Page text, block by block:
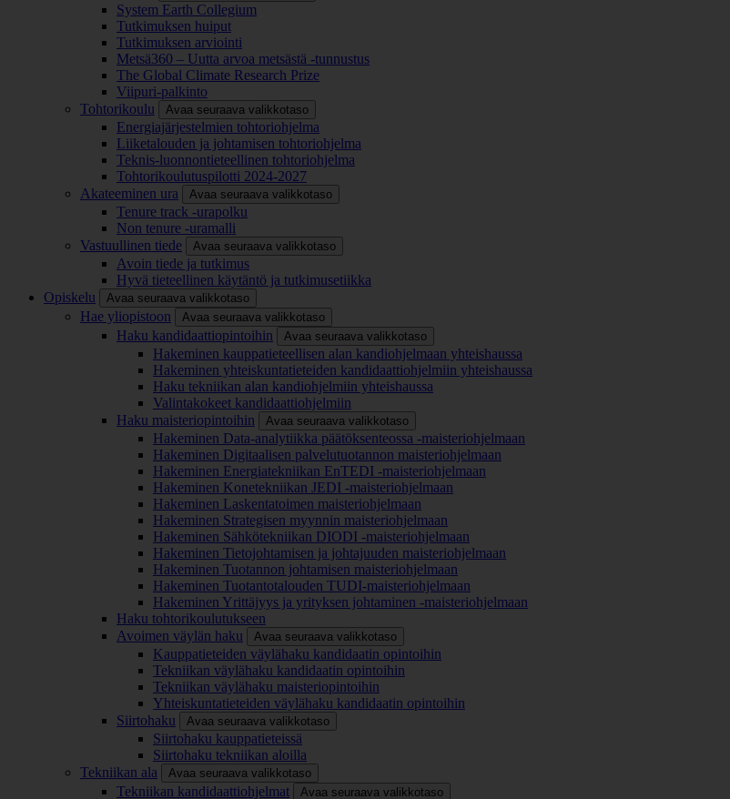
System Earth Collegium
Tutkimuksen huiput
Tutkimuksen arviointi
Metsä360 – Uutta arvoa metsästä -tunnustus
The Global Climate Research Prize
Viipuri-palkinto
Tohtorikoulu
Avaa seuraava valikkotaso
Energiajärjestelmien tohtoriohjelma
Liiketalouden ja johtamisen tohtoriohjelma
Teknis-luonnontieteellinen tohtoriohjelma
Tohtorikoulutuspilotti 2024-2027
Akateeminen ura
Avaa seuraava valikkotaso
Tenure track -urapolku
Non tenure -uramalli
Vastuullinen tiede
Avaa seuraava valikkotaso
Avoin tiede ja tutkimus
Hyvä tieteellinen käytäntö ja tutkimusetiikka
Opiskelu
Avaa seuraava valikkotaso
Hae yliopistoon Avaa seuraava valikkotaso
Haku kandidaattiopintoihin Avaa seuraava valikkotaso
Hakeminen kauppatieteellisen alan kandiohjelmaan yhteishaussa
Hakeminen yhteiskuntatieteiden kandidaattiohjelmiin yhteishaussa
Haku tekniikan alan kandiohjelmiin yhteishaussa
Valintakokeet kandidaattiohjelmiin
Haku maisteriopintoihin
Avaa seuraava valikkotaso
Hakeminen Data-analytiikka päätöksenteossa -maisteriohjelmaan
Hakeminen Digitaalisen palvelutuotannon maisteriohjelmaan
Hakeminen Energiatekniikan EnTEDI -maisteriohjelmaan
Hakeminen Konetekniikan JEDI -maisteriohjelmaan
Hakeminen Laskentatoimen maisteriohjelmaan
Hakeminen Strategisen myynnin maisteriohjelmaan
Hakeminen Sähkötekniikan DIODI -maisteriohjelmaan
Hakeminen Tietojohtamisen ja johtajuuden maisteriohjelmaan
Hakeminen Tuotannon johtamisen maisteriohjelmaan
Hakeminen Tuotantotalouden TUDI-maisteriohjelmaan
Hakeminen Yrittäjyys ja yrityksen johtaminen -maisteriohjelmaan
Haku tohtorikoulutukseen
Avoimen väylän haku
Avaa seuraava valikkotaso
Kauppatieteiden väylähaku kandidaatin opintoihin
Tekniikan väylähaku kandidaatin opintoihin
Tekniikan väylähaku maisteriopintoihin
Yhteiskuntatieteiden väylähaku kandidaatin opintoihin
Siirtohaku
Avaa seuraava valikkotaso
Siirtohaku kauppatieteissä
Siirtohaku tekniikan aloilla
Tekniikan ala
Avaa seuraava valikkotaso
Tekniikan kandidaattiohjelmat Avaa seuraava valikkotaso